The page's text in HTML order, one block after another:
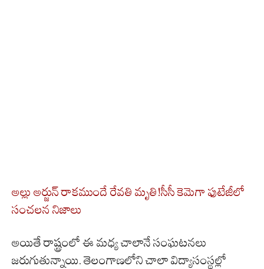
అల్లు అర్జున్ రాకముందే రేవతి మృతి!సీసీ కెమెగా ఫుటేజీలో
సంచలన నిజాలు
అయితే రాష్ట్రంలో ఈ మధ్య చాలానే సంఘటనలు
జరుగుతున్నాయి. తెలంగాణలోని చాలా విద్యాసంస్థల్లో